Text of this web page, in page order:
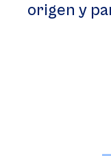
origen y